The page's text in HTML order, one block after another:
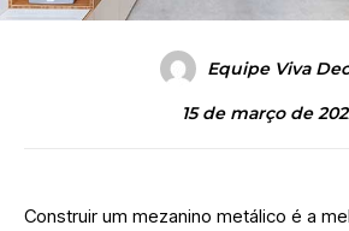
Equipe Viva
15 de março de
Construir um mezanino metálico é a